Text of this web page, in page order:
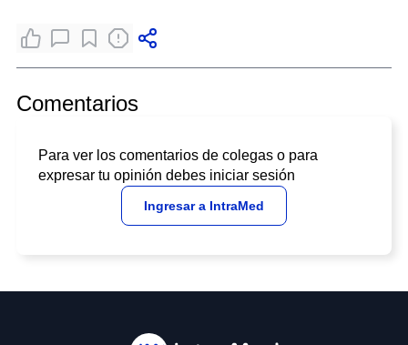
Comentarios
Para ver los comentarios de colegas o para
expresar tu opinión debes iniciar sesión
Ingresar a IntraMed